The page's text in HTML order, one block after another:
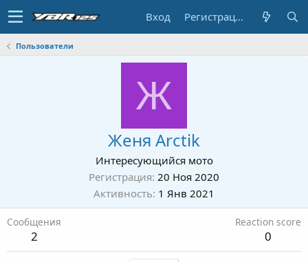
Вход Регистрация
Пользователи
Ж
Женя Arctik
Интересующийся мото
Регистрация 20 Ноя 2020
Активность 1 Янв 2021
Сообщения
2
Reaction score
0